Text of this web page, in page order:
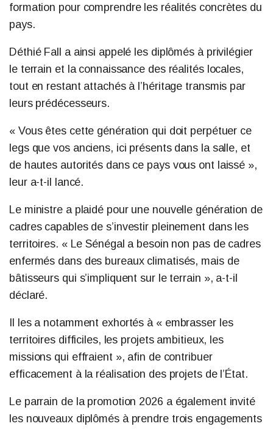
formation pour comprendre les réalités concrètes du
pays.
Déthié Fall a ainsi appelé les diplômés à privilégier
le terrain et la connaissance des réalités locales,
tout en restant attachés à l’héritage transmis par
leurs prédécesseurs.
« Vous êtes cette génération qui doit perpétuer ce
legs que vos anciens, ici présents dans la salle, et
de hautes autorités dans ce pays vous ont laissé »,
leur a-t-il lancé.
Le ministre a plaidé pour une nouvelle génération de
cadres capables de s’investir pleinement dans les
territoires. « Le Sénégal a besoin non pas de cadres
enfermés dans des bureaux climatisés, mais de
bâtisseurs qui s’impliquent sur le terrain », a-t-il
déclaré.
Il les a notamment exhortés à « embrasser les
territoires difficiles, les projets ambitieux, les
missions qui effraient », afin de contribuer
efficacement à la réalisation des projets de l’État.
Le parrain de la promotion 2026 a également invité
les nouveaux diplômés à prendre trois engagements